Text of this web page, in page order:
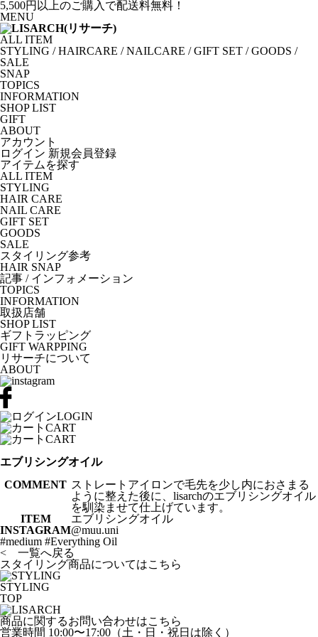
5,500円以上のご購入で配送料無料！
MENU
ALL ITEM
STYLING /HAIRCARE /NAILCARE /GIFT SET /GOODS /
SALE
SNAP
TOPICS
INFORMATION
SHOP LIST
GIFT
ABOUT
アカウント
ログイン 新規会員登録
アイテムを探す
ALL ITEM
STYLING
HAIR CARE
NAIL CARE
GIFT SET
GOODS
SALE
スタイリング参考
HAIR SNAP
記事 / インフォメーション
TOPICS
INFORMATION
取扱店舗
SHOP LIST
ギフトラッピング
GIFT WARPPING
リサーチについて
ABOUT
LOGIN
CART
CART
エブリシングオイル
COMMENT ストレートアイロンで毛先を少し内におさまる
ように整えた後に、lisarchのエブリシングオイル
を馴染ませて仕上げています。
ITEM
エブリシングオイル
INSTAGRAM@muu.uni
#medium #Everything Oil
< 一覧へ戻る
スタイリング商品についてはこちら
STYLING
TOP
商品に関するお問い合わせはこちら
営業時間 10:00〜17:00（土・日・祝日は除く）